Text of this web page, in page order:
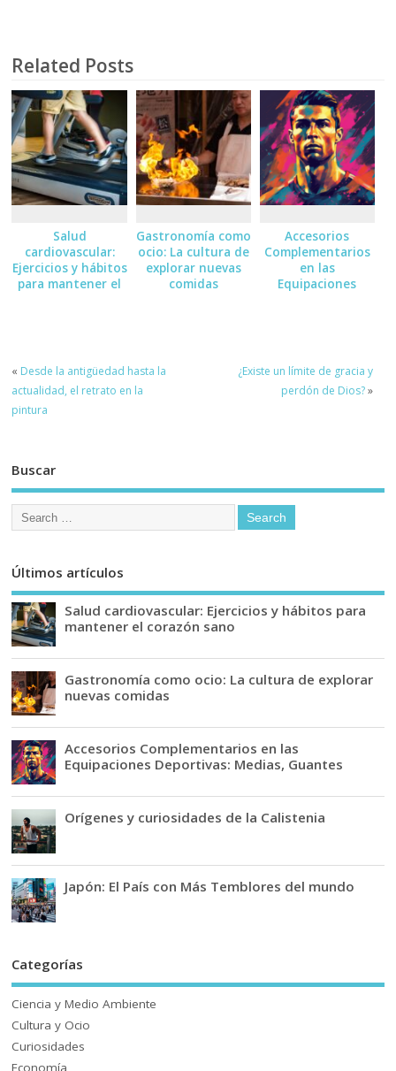
Related Posts
Salud
cardiovascular:
Ejercicios y hábitos
para mantener el
Gastronomía como
ocio: La cultura de
explorar nuevas
comidas
Accesorios
Complementarios
en las
Equipaciones
« Desde la antigüedad hasta la
actualidad, el retrato en la
pintura
¿Existe un límite de gracia y
perdón de Dios?»
Buscar
Últimos artículos
Salud cardiovascular: Ejercicios y hábitos para
mantener el corazón sano
Gastronomía como ocio: La cultura de explorar
nuevas comidas
Accesorios Complementarios en las
Equipaciones Deportivas: Medias, Guantes
Orígenes y curiosidades de la Calistenia
Japón: El País con Más Temblores del mundo
Categorías
Ciencia y Medio Ambiente
Cultura y Ocio
Curiosidades
Economía